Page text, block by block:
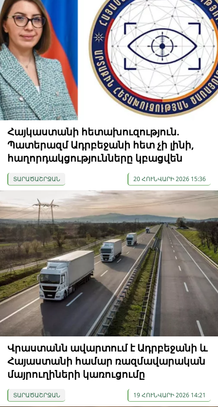
Հայկաստանի հետախուզություն.
Պատերազմ Ադրբեջանի հետ չի լինի,
հաղորդակցությունները կբացվեն
ՏԱՐԱԾԱՇՐՋԱՆ 20 ՀՈՒՆՎԱՐԻ 2026 15:36
Վրաստանն ավարտում է Ադրբեջանի և
Հայաստանի համար ռազմավարական
մայրուղիների կառուցումը
ՏԱՐԱԾԱՇՐՋԱՆ 19 ՀՈՒՆՎԱՐԻ 2026 14:21